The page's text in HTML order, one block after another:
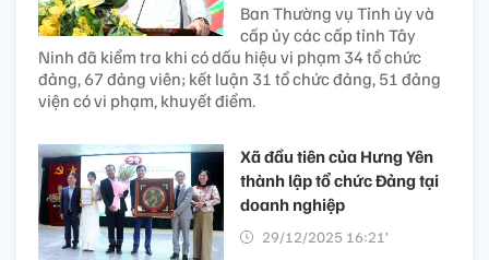
Ban Thường vụ Tỉnh ủy và
cấp ủy các cấp tỉnh Tây
Ninh đã kiểm tra khi có dấu hiệu vi phạm 34 tổ chức
đảng, 67 đảng viên; kết luận 31 tổ chức đảng, 51 đảng
viện có vi phạm, khuyết điểm.
Xã đầu tiên của Hưng Yên
thành lập tổ chức Đảng tại
doanh nghiệp
29/12/2025 16:21’